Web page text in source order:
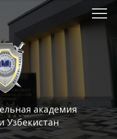
академия
Узбекистан